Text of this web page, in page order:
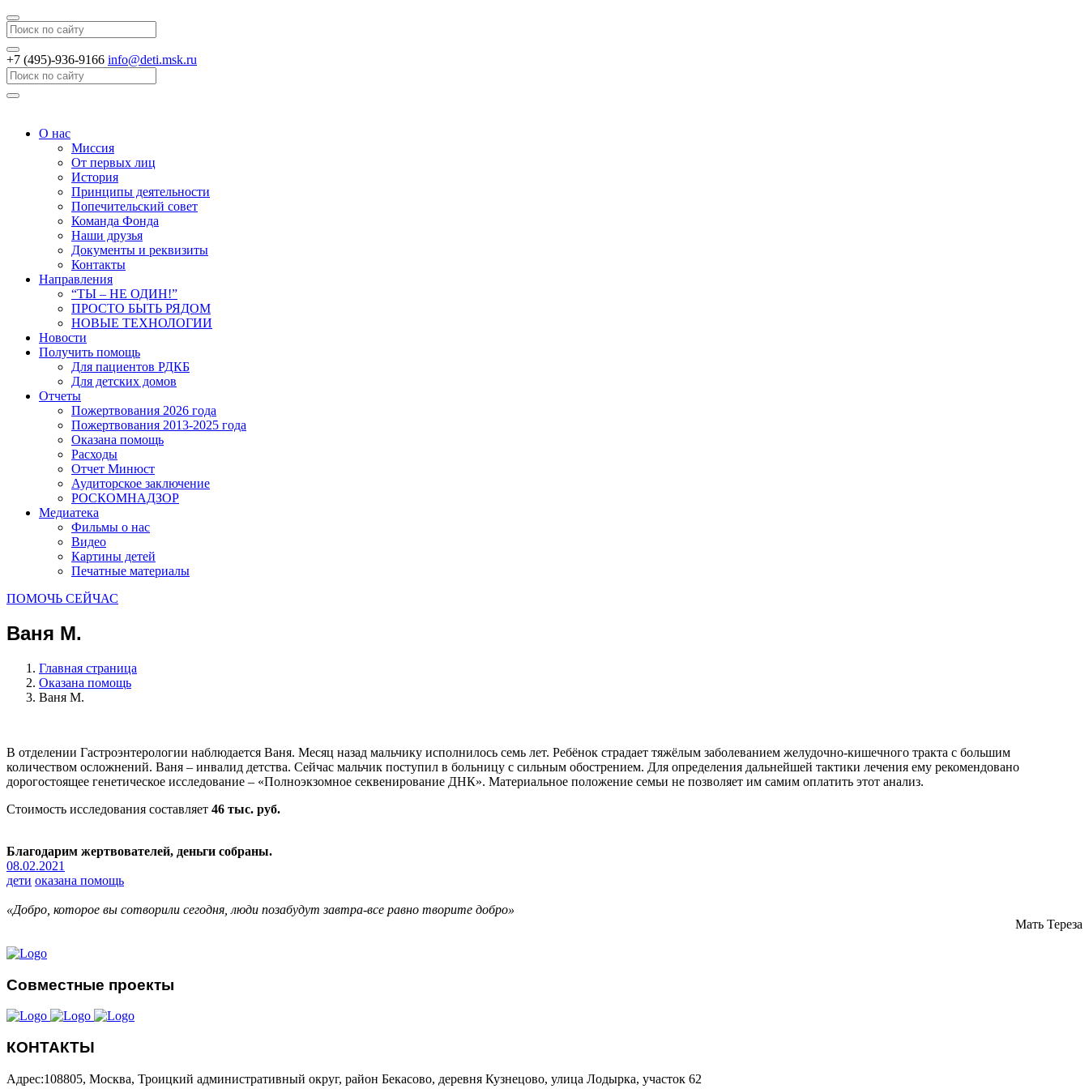
Search
+7 (495)-936-9166 info@deti.msk.ru
Search
О нас
Миссия
От первых лиц
История
Принципы деятельности
Попечительский совет
Команда Фонда
Наши друзья
Документы и реквизиты
Контакты
Направления
“ТЫ – НЕ ОДИН!”
ПРОСТО БЫТЬ РЯДОМ
НОВЫЕ ТЕХНОЛОГИИ
Новости
Получить помощь
Для пациентов РДКБ
Для детских домов
Отчеты
Пожертвования 2026 года
Пожертвования 2013-2025 года
Оказана помощь
Расходы
Отчет Минюст
Аудиторское заключение
РОСКОМНАДЗОР
Медиатека
Фильмы о нас
Видео
Картины детей
Печатные материалы
ПОМОЧЬ СЕЙЧАС
Ваня М.
Главная страница
Оказана помощь
Ваня М.
В отделении Гастроэнтерологии наблюдается Ваня. Месяц назад мальчику исполнилось семь лет. Ребёнок страдает тяжёлым заболеванием желудочно-кишечного тракта с большим
количеством осложнений. Ваня – инвалид детства. Сейчас мальчик поступил в больницу с сильным обострением. Для определения дальнейшей тактики лечения ему рекомендовано
дорогостоящее генетическое исследование – «Полноэкзомное секвенирование ДНК». Материальное положение семьи не позволяет им самим оплатить этот анализ.
Стоимость исследования составляет 46 тыс. руб.
Благодарим жертвователей, деньги собраны.
08.02.2021
дети оказана помощь
«Добро, которое вы сотворили сегодня, люди позабудут завтра-все равно творите добро»
Мать Тереза
Совместные проекты
КОНТАКТЫ
Адрес:108805, Москва, Троицкий административный округ, район Бекасово, деревня Кузнецово, улица Лодырка, участок 62